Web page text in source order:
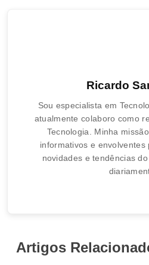
Ricardo
Sou especialista em
atualmente colaboro como
Tecnologia. Minha
informativos e
novidades e tendências
Artigos